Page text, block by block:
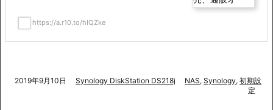
https://a.r10.to/hIQZke
2019年9月10日 Synology DiskStation DS218j NAS, Synology, 初期設
定